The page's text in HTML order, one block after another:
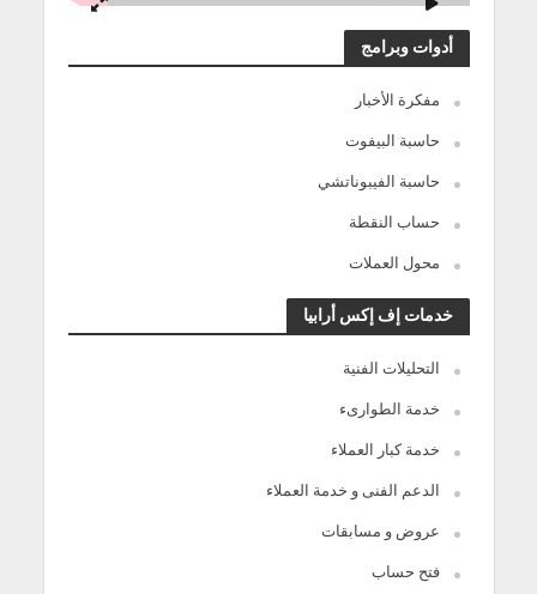
أدوات وبرامج
مفكرة الأخبار
حاسبة البيفوت
حاسبة الفيبوناتشي
حساب النقطة
محول العملات
خدمات إف إكس أرابيا
التحليلات الفنية
خدمة الطوارىء
خدمة كبار العملاء
الدعم الفنى و خدمة العملاء
عروض و مسابقات
فتح حساب